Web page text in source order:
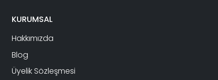
KURUMSAL
Hakkımızda
Blog
Üyelik Sözleşmesi